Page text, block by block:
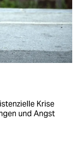
Krise
und Angst